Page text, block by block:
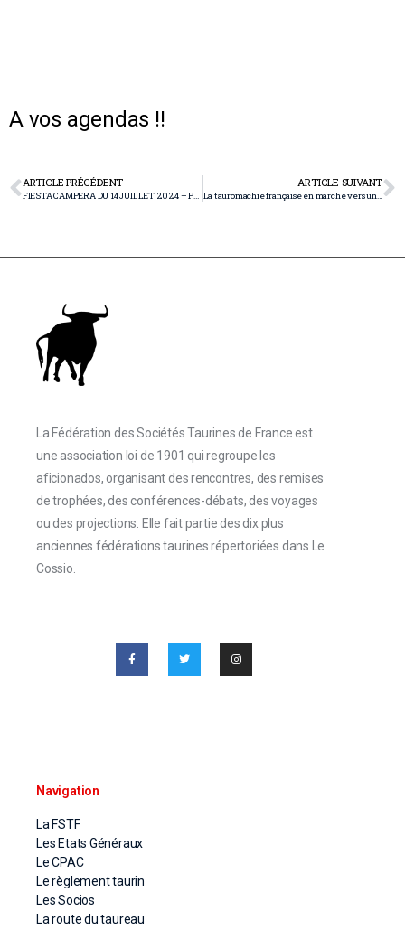
A vos agendas !!
ARTICLE PRÉCÉDENT
FIESTA CAMPERA DU 14 JUILLET 2024 – PROGRAMME
ARTICLE SUIVANT
La tauromachie française en marche vers un modèle social durable ?
La Fédération des Sociétés Taurines de France est
une association loi de 1901 qui regroupe les
aficionados, organisant des rencontres, des remises
de trophées, des conférences-débats, des voyages
ou des projections. Elle fait partie des dix plus
anciennes fédérations taurines répertoriées dans Le
Cossio.
Navigation
La FSTF
Les Etats Généraux
Le CPAC
Le règlement taurin
Les Socios
La route du taureau